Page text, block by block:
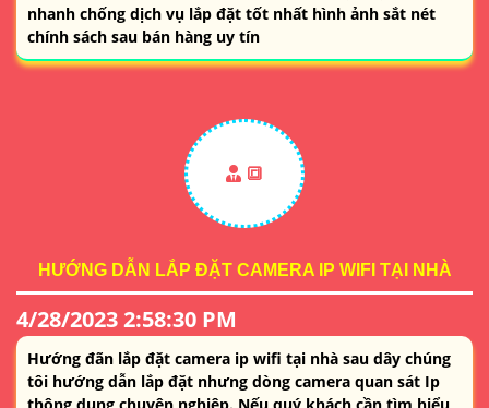
nhanh chống dịch vụ lắp đặt tốt nhất hình ảnh sắt nét
chính sách sau bán hàng uy tín
🔳
HƯỚNG DẪN LẮP ĐẶT CAMERA IP WIFI TẠI NHÀ
4/28/2023 2:58:30 PM
Hướng đãn lắp đặt camera ip wifi tại nhà sau dây chúng
tôi hướng dẫn lắp đặt nhưng dòng camera quan sát Ip